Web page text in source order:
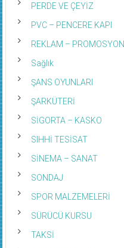
PERDE VE ÇEYİZ
PVC – PENCERE KAPI
REKLAM – PROMOSYON
Sağlık
ŞANS OYUNLARI
ŞARKÜTERİ
SİGORTA – KASKO
SIHHİ TESİSAT
SİNEMA – SANAT
SONDAJ
SPOR MALZEMELERİ
SÜRÜCÜ KURSU
TAKSİ